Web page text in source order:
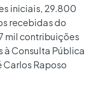
iniciais, 29.800
recebidas do
mil contribuições
à Consulta Pública
Carlos Raposo